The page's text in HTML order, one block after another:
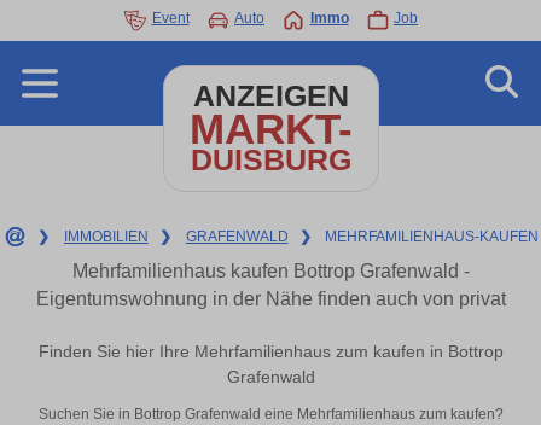
Event Auto Immo Job
ANZEIGEN
MARKT-
DUISBURG
❯ IMMOBILIEN ❯ GRAFENWALD ❯ MEHRFAMILIENHAUS-KAUFEN
Mehrfamilienhaus kaufen Bottrop Grafenwald -
Eigentumswohnung in der Nähe finden auch von privat
Finden Sie hier Ihre Mehrfamilienhaus zum kaufen in Bottrop
Grafenwald
Suchen Sie in Bottrop Grafenwald eine Mehrfamilienhaus zum kaufen?